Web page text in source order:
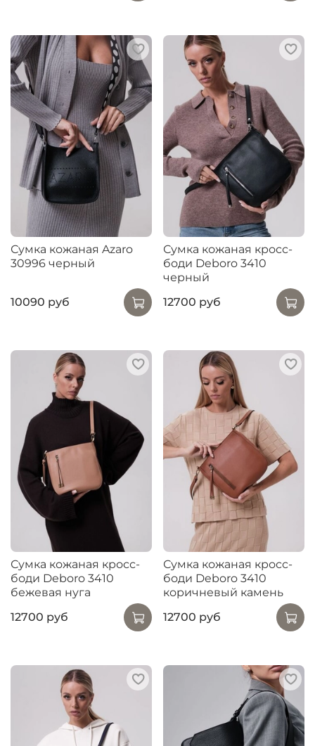
Сумка кожаная Azaro
30996 черный
10090 руб
Сумка кожаная кросс-
боди Deboro 3410
черный
12700 руб
Сумка кожаная кросс-
боди Deboro 3410
бежевая нуга
12700 руб
Сумка кожаная кросс-
боди Deboro 3410
коричневый камень
12700 руб